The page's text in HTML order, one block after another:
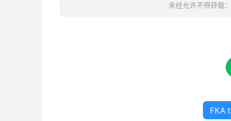
未经允许不得转载：
FKA